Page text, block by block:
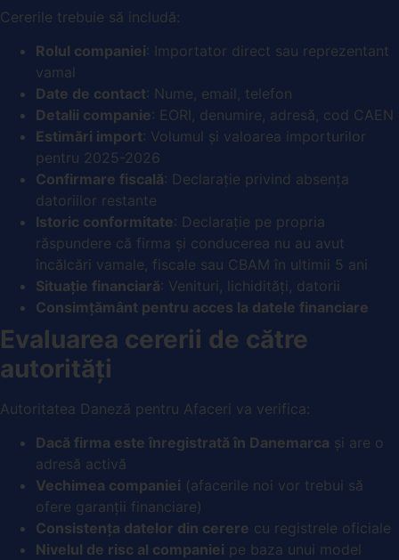
Cererile trebuie să includă:
Rolul companiei: Importator direct sau reprezentant
vamal
Date de contact: Nume, email, telefon
Detalii companie: EORI, denumire, adresă, cod CAEN
Estimări import: Volumul și valoarea importurilor
pentru 2025-2026
Confirmare fiscală: Declarație privind absența
datoriilor restante
Istoric conformitate: Declarație pe propria
răspundere că firma și conducerea nu au avut
încălcări vamale, fiscale sau CBAM în ultimii 5 ani
Situație financiară: Venituri, lichidități, datorii
Consimțământ pentru acces la datele financiare
Evaluarea cererii de către
autorități
Autoritatea Daneză pentru Afaceri va verifica:
Dacă firma este înregistrată în Danemarca și are o
adresă activă
Vechimea companiei (afacerile noi vor trebui să
ofere garanții financiare)
Consistența datelor din cerere cu registrele oficiale
Nivelul de risc al companiei pe baza unui model